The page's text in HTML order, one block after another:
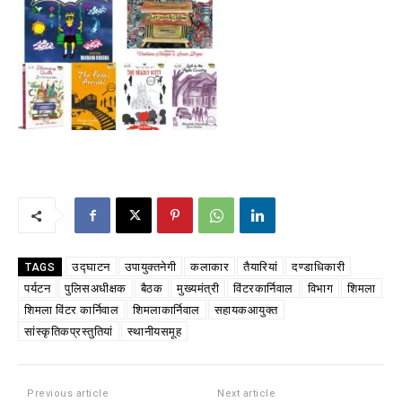
TAGS उद्घाटन उपायुक्तनेगी कलाकार तैयारियां
दण्डाधिकारी
पर्यटन
पुलिसअधीक्षक बैठक मुख्यमंत्री विंटरकार्निवाल विभाग
शिमला
शिमला विंटर कार्निवाल
शिमलाकार्निवाल
सहायकआयुक्त
सांस्कृतिकप्रस्तुतियां
स्थानीयसमूह
Previous article Next article